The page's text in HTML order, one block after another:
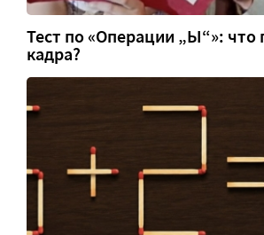
Тест по «Операции „Ы“»: что
кадра?